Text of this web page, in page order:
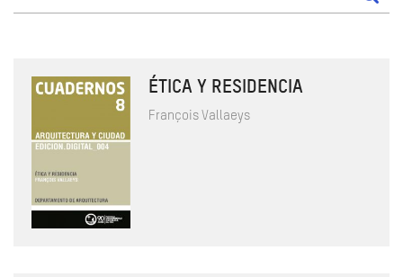
ÉTICA Y RESIDENCIA
François Vallaeys